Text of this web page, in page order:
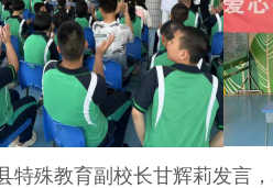
特殊教育副校长甘辉莉发言